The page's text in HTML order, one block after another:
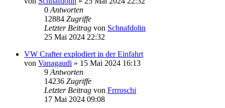
0 Antworten
12884 Zugriffe
Letzter Beitrag von Schnafdolin
25 Mai 2024 22:32
VW Crafter explodiert in der Einfahrt
von Vanagaudi » 15 Mai 2024 16:13
9 Antworten
14236 Zugriffe
Letzter Beitrag von Frrroschi
17 Mai 2024 09:08